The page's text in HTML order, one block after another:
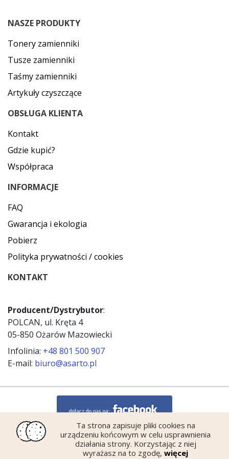
NASZE PRODUKTY
Tonery zamienniki
Tusze zamienniki
Taśmy zamienniki
Artykuły czyszczące
OBSŁUGA KLIENTA
Kontakt
Gdzie kupić?
Współpraca
INFORMACJE
FAQ
Gwarancja i ekologia
Pobierz
Polityka prywatności / cookies
KONTAKT
Producent/Dystrybutor:
POLCAN, ul. Kręta 4
05-850 Ożarów Mazowiecki
Infolinia: +48 801 500 907
E-mail: biuro@asarto.pl
Ta strona zapisuje pliki cookies na
urządzeniu końcowym w celu usprawnienia
działania strony. Korzystając z niej
wyrażasz na to zgodę, więcej